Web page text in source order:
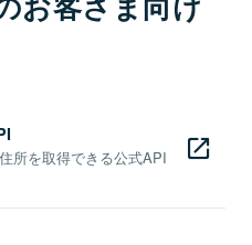
所を取得できる公式API